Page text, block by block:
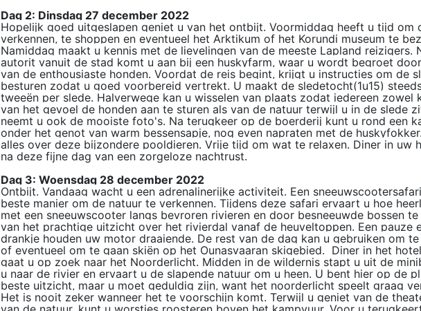
Dag 2: Dinsdag 27 december 2022
Hopelijk goed uitgeslapen geniet u van het ontbijt. Voormiddag heeft u tijd om
verkennen, te shoppen en eventueel het Arktikum of het Korundi museum te
Namiddag maakt u kennis met de lievelingen van de meeste Lapland reizigers.
autorit vanuit de stad komt u aan bij een huskyfarm, waar u wordt begroet
van de enthousiaste honden. Voordat de reis begint, krijgt u instructies om de
besturen zodat u goed voorbereid vertrekt. U maakt de sledetocht(1u15)
tweeën per slede. Halverwege kan u wisselen van plaats zodat iedereen zowel
van het gevoel de honden aan te sturen als van de natuur terwijl u in de slede
neemt u ook de mooiste foto's. Na terugkeer op de boerderij kunt u rond een
onder het genot van warm bessensapje, nog even napraten met de
alles over deze bijzondere pooldieren. Vrije tijd om wat te relaxen. Diner in uw
na deze fijne dag van een zorgeloze nachtrust.
Dag 3: Woensdag 28 december 2022
Ontbijt. Vandaag wacht u een adrenalinerijke activiteit. Een
beste manier om de natuur te verkennen. Tijdens deze safari ervaart u hoe
met een sneeuwscooter langs bevroren rivieren en door besneeuwde bossen te
van het prachtige uitzicht over het rivierdal vanaf de heuveltoppen. Een pauze
drankje houden uw motor draaiende. De rest van de dag kan u gebruiken om
of eventueel om te gaan skiën op het Ounasvaaran skigebied. Diner in het
gaat u op zoek naar het Noorderlicht. Midden in de wildernis stapt u uit de
u naar de rivier en ervaart u de slapende natuur om u heen. U bent hier op de
beste uitzicht, maar u moet geduldig zijn, want het noorderlicht speelt graag
Het is nooit zeker wanneer het te voorschijn komt. Terwijl u geniet van de